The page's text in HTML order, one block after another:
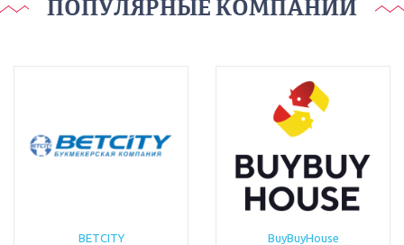
ПОПУЛЯРНЫЕ КОМПАНИИ
BETCITY BuyBuyHouse